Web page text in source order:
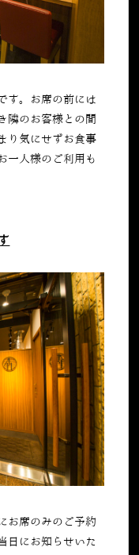
す。お席の前には
隣のお客様との間
り気にせずお食事
一人様のご利用も
お席のみのご予約
日にお知らせいた